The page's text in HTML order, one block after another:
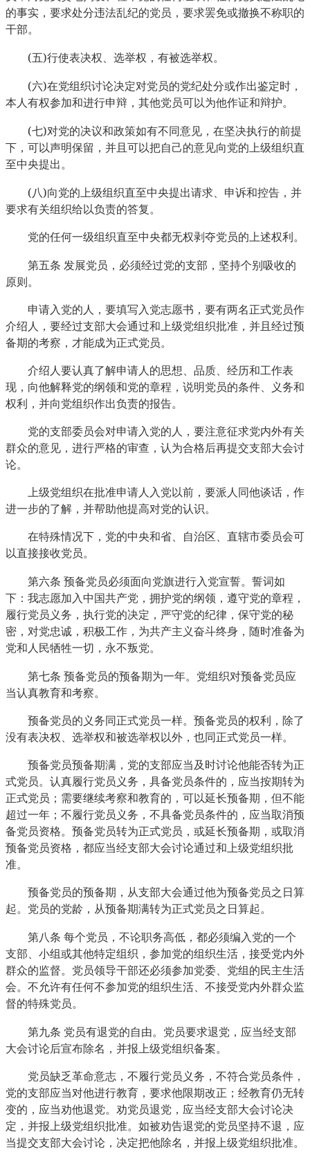
的事实，要求处分违法乱纪的党员，要求罢免或撤换不称职的
干部。
(五)行使表决权、选举权，有被选举权。
(六)在党组织讨论决定对党员的党纪处分或作出鉴定时，
本人有权参加和进行申辩，其他党员可以为他作证和辩护。
(七)对党的决议和政策如有不同意见，在坚决执行的前提
下，可以声明保留，并且可以把自己的意见向党的上级组织直
至中央提出。
(八)向党的上级组织直至中央提出请求、申诉和控告，并
要求有关组织给以负责的答复。
党的任何一级组织直至中央都无权剥夺党员的上述权利。
第五条 发展党员，必须经过党的支部，坚持个别吸收的
原则。
申请入党的人，要填写入党志愿书，要有两名正式党员作
介绍人，要经过支部大会通过和上级党组织批准，并且经过预
备期的考察，才能成为正式党员。
介绍人要认真了解申请人的思想、品质、经历和工作表
现，向他解释党的纲领和党的章程，说明党员的条件、义务和
权利，并向党组织作出负责的报告。
党的支部委员会对申请入党的人，要注意征求党内外有关
群众的意见，进行严格的审查，认为合格后再提交支部大会讨
论。
上级党组织在批准申请人入党以前，要派人同他谈话，作
进一步的了解，并帮助他提高对党的认识。
在特殊情况下，党的中央和省、自治区、直辖市委员会可
以直接接收党员。
第六条 预备党员必须面向党旗进行入党宣誓。誓词如
下：我志愿加入中国共产党，拥护党的纲领，遵守党的章程，
履行党员义务，执行党的决定，严守党的纪律，保守党的秘
密，对党忠诚，积极工作，为共产主义奋斗终身，随时准备为
党和人民牺牲一切，永不叛党。
第七条 预备党员的预备期为一年。党组织对预备党员应
当认真教育和考察。
预备党员的义务同正式党员一样。预备党员的权利，除了
没有表决权、选举权和被选举权以外，也同正式党员一样。
预备党员预备期满，党的支部应当及时讨论他能否转为正
式党员。认真履行党员义务，具备党员条件的，应当按期转为
正式党员；需要继续考察和教育的，可以延长预备期，但不能
超过一年；不履行党员义务，不具备党员条件的，应当取消预
备党员资格。预备党员转为正式党员，或延长预备期，或取消
预备党员资格，都应当经支部大会讨论通过和上级党组织批
准。
预备党员的预备期，从支部大会通过他为预备党员之日算
起。党员的党龄，从预备期满转为正式党员之日算起。
第八条 每个党员，不论职务高低，都必须编入党的一个
支部、小组或其他特定组织，参加党的组织生活，接受党内外
群众的监督。党员领导干部还必须参加党委、党组的民主生活
会。不允许有任何不参加党的组织生活、不接受党内外群众监
督的特殊党员。
第九条 党员有退党的自由。党员要求退党，应当经支部
大会讨论后宣布除名，并报上级党组织备案。
党员缺乏革命意志，不履行党员义务，不符合党员条件，
党的支部应当对他进行教育，要求他限期改正；经教育仍无转
变的，应当劝他退党。劝党员退党，应当经支部大会讨论决
定，并报上级党组织批准。如被劝告退党的党员坚持不退，应
当提交支部大会讨论，决定把他除名，并报上级党组织批准。